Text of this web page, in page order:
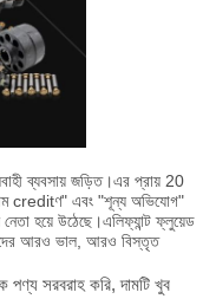
ব্যবসায় জড়িত।এর প্রায় 20
creditণ" এবং "শূন্য অভিযোগ"
নেতা হয়ে উঠেছে।এলিফ্যান্ট ফ্লুয়েড
আরও ভাল, আরও বিস্তৃত
পণ্য সরবরাহ করি, দামটি খুব